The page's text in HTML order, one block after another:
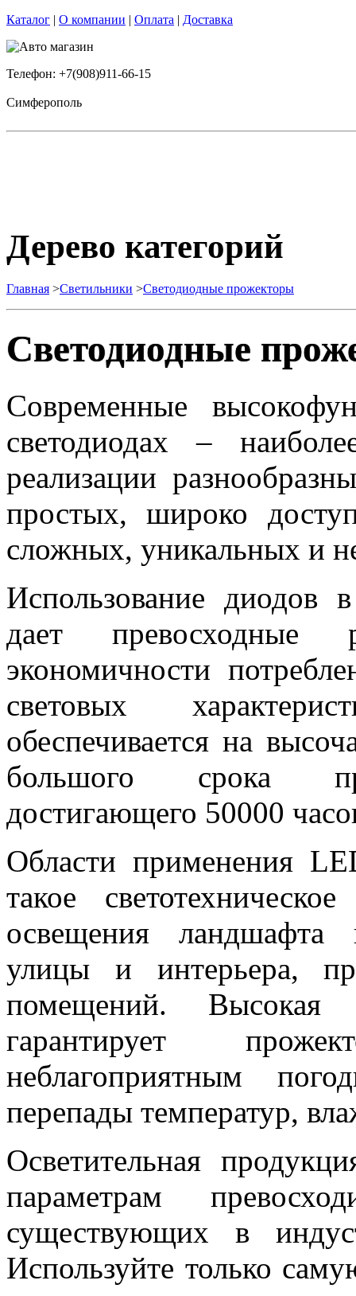
Каталог | О компании | Оплата | Доставка
Телефон: +7(908)911-66-15
Симферополь
Дерево категорий
Главная >Светильники >Светодиодные прожекторы
Светодиодные
Современные
светодиодах –
реализации
простых, широко
сложных, уникальных и
Использование диодов
дает
экономичности
световых
обеспечивается на
большого срока
достигающего 50000
Области применения
такое
освещения ландшафта
улицы и интерьера,
помещений. Высокая
гарантирует
неблагоприятным
перепады температур,
Осветительная
параметрам
существующих в
Используйте только